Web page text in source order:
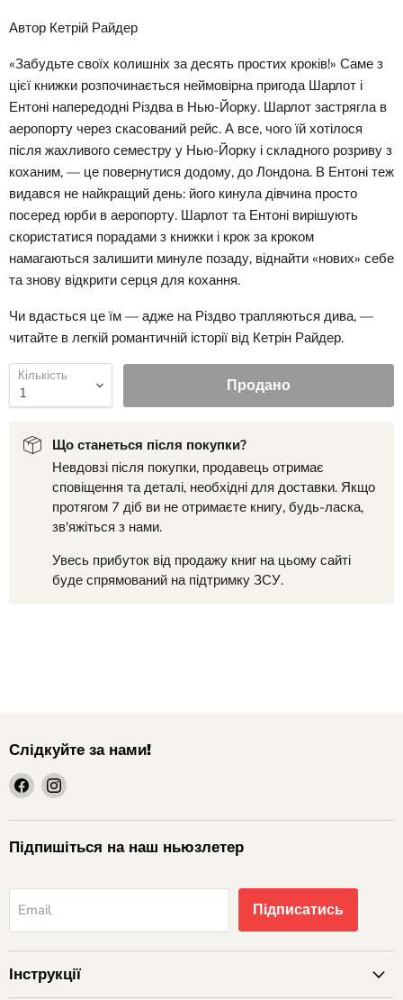
Автор Кетрій Райдер
«Забудьте своїх колишніх за десять простих кроків!» Саме з
цієї книжки розпочинається неймовірна пригода Шарлот і
Ентоні напередодні Різдва в Нью-Йорку. Шарлот застрягла в
аеропорту через скасований рейс. А все, чого їй хотілося
після жахливого семестру у Нью-Йорку і складного розриву з
коханим, — це повернутися додому, до Лондона. В Ентоні теж
видався не найкращий день: його кинула дівчина просто
посеред юрби в аеропорту. Шарлот та Ентоні вирішують
скористатися порадами з книжки і крок за кроком
намагаються залишити минуле позаду, віднайти «нових» себе
та знову відкрити серця для кохання.
Чи вдасться це їм — адже на Різдво трапляються дива, —
читайте в легкій романтичній історії від Кетрін Райдер.
Кількість Продано
Що станеться після покупки?
Невдовзі після покупки, продавець отримає
сповіщення та деталі, необхідні для доставки. Якщо
протягом 7 діб ви не отримаєте книгу, будь-ласка,
зв'яжіться з нами.
Увесь прибуток від продажу книг на цьому сайті
буде спрямований на підтримку ЗСУ.
Слідкуйте за нами!
шукайте
нас
на
Facebook
шукайте
на
Instagram
Підпишіться на наш ньюзлетер
Email Підписатись
Інструкції